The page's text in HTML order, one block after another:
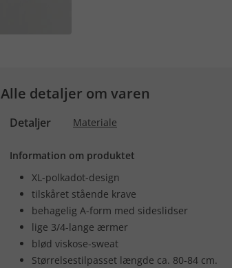
Alle detaljer om varen
Detaljer Materiale
Information om produktet
XL-polkadot-design
tilskåret stående krave
behagelig A-form med sideslidser
lige 3/4-lange ærmer
blød viskose-sweat
Størrelsestilpasset længde ca. 80-84 cm.